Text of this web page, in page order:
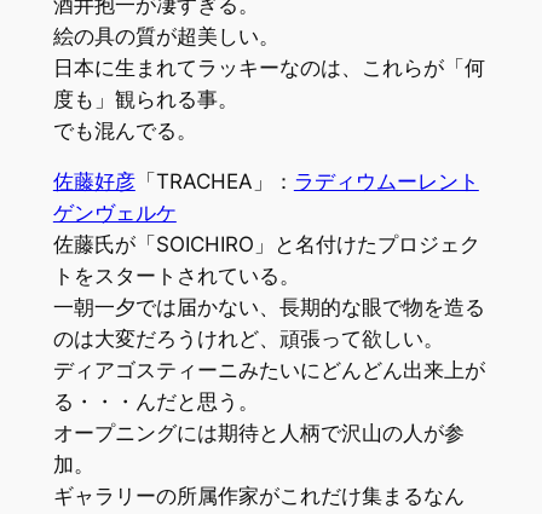
絵の具の質が超美しい。
日本に生まれてラッキーなのは、これらが「何
度も」観られる事。
でも混んでる。
佐藤好彦「TRACHEA」： ラディウムーレント
ゲンヴェルケ
佐藤氏が「SOICHIRO」と名付けたプロジェク
トをスタートされている。
一朝一夕では届かない、長期的な眼で物を造る
のは大変だろうけれど、頑張って欲しい。
ディアゴスティーニみたいにどんどん出来上が
る・・・んだと思う。
オープニングには期待と人柄で沢山の人が参
加。
ギャラリーの所属作家がこれだけ集まるなん